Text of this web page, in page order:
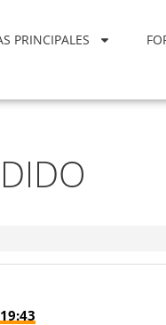
PRINCIPALES